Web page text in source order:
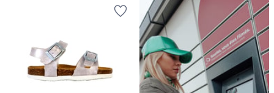
Livraison
en
Locker
Mondial
Relay